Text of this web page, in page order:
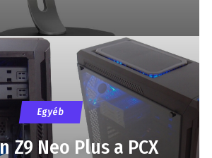
Egyéb
Z9 Neo Plus a PCX